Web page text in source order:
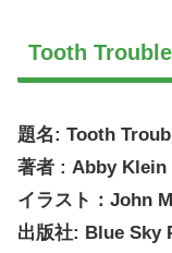
Tooth Trouble
題名: Tooth
著者 : Abby Klein
イラスト：John
出版社: Blue Sky